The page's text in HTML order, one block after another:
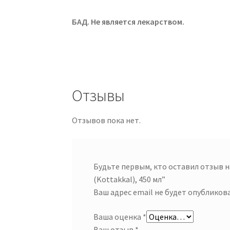
БАД. Не является лекарством.
Отзывы
Отзывов пока нет.
Будьте первым, кто оставил отзыв
(Kottakkal), 450 мл”
Ваш адрес email не будет
Ваша оценка *